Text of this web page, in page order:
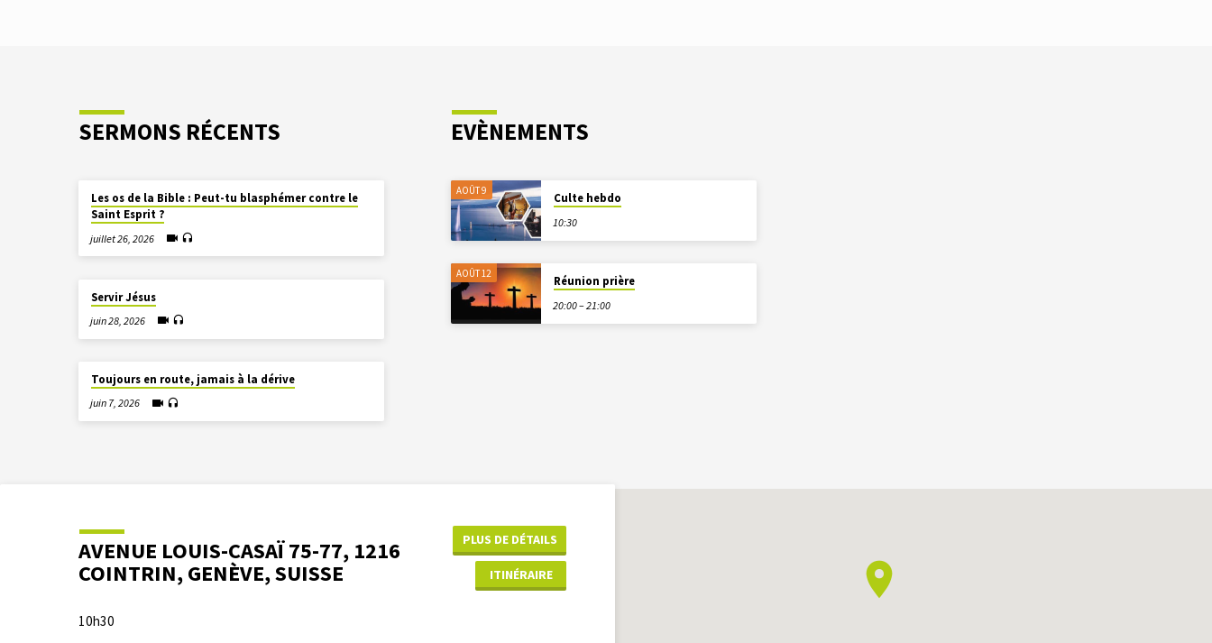
SERMONS RÉCENTS
Les os de la Bible : Peut-tu blasphémer contre le
Saint Esprit ?
juillet 26, 2026
Servir Jésus
juin 28, 2026
Toujours en route, jamais à la dérive
juin 7, 2026
EVÈNEMENTS
AOÛT 9
Culte hebdo
10:30
AOÛT 12
Réunion prière
20:00 – 21:00
AVENUE LOUIS-CASAÏ 75-77, 1216
COINTRIN, GENÈVE, SUISSE
PLUS DE DÉTAILS
ITINÉRAIRE
10h30